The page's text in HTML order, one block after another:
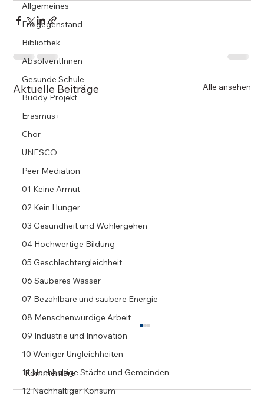
Allgemeines
Freigegenstand
Bibliothek
AbsolventInnen
Gesunde Schule
Buddy Projekt
Erasmus+
Chor
UNESCO
Peer Mediation
01 Keine Armut
02 Kein Hunger
03 Gesundheit und Wohlergehen
04 Hochwertige Bildung
05 Geschlechtergleichheit
06 Sauberes Wasser
07 Bezahlbare und saubere Energie
08 Menschenwürdige Arbeit
09 Industrie und Innovation
10 Weniger Ungleichheiten
11 Nachhaltige Städte und Gemeinden
12 Nachhaltiger Konsum
Aktuelle Beiträge Alle ansehen
Kommentare